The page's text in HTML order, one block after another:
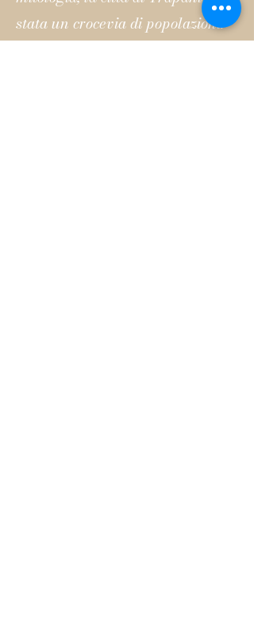
stata un crocevia di popolazioni: